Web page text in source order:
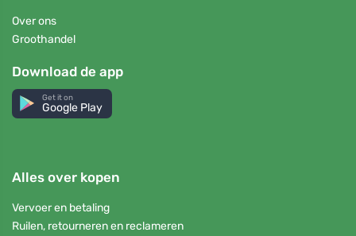
Over ons
Groothandel
Download de app
Get it on
Google Play
Alles over kopen
Vervoer en betaling
Ruilen, retourneren en reclameren